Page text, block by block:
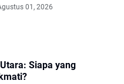
Sikan–Tumpung
01, 2026
Siapa yang